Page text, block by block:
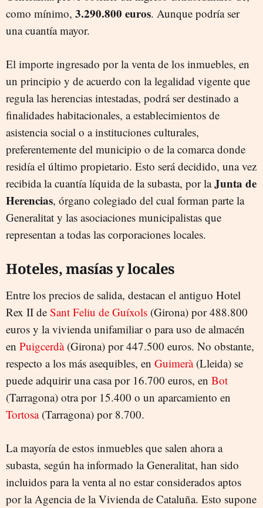
como mínimo, 3.290.800 euros. Aunque podría ser
una cuantía mayor.
El importe ingresado por la venta de los inmuebles, en
un principio y de acuerdo con la legalidad vigente que
regula las herencias intestadas, podrá ser destinado a
finalidades habitacionales, a establecimientos de
asistencia social o a instituciones culturales,
preferentemente del municipio o de la comarca donde
residía el último propietario. Esto será decidido, una vez
recibida la cuantía líquida de la subasta, por laJunta de
Herencias, órgano colegiado del cual forman parte la
Generalitat y las asociaciones municipalistas que
representan a todas las corporaciones locales.
Hoteles, masías y locales
Entre los precios de salida, destacan el antiguo Hotel
Rex II de Sant Feliu de Guíxols (Girona) por 488.800
euros y la vivienda unifamiliar o para uso de almacén
en Puigcerdà(Girona) por 447.500 euros. No obstante,
respecto a los más asequibles, en Guimerà(Lleida) se
puede adquirir una casa por 16.700 euros, en Bot
(Tarragona) otra por 15.400 o un aparcamiento en
Tortosa(Tarragona) por 8.700.
La mayoría de estos inmuebles que salen ahora a
subasta, según ha informado la Generalitat, han sido
incluidos para la venta al no estar considerados aptos
por la Agencia de la Vivienda de Cataluña. Esto supone